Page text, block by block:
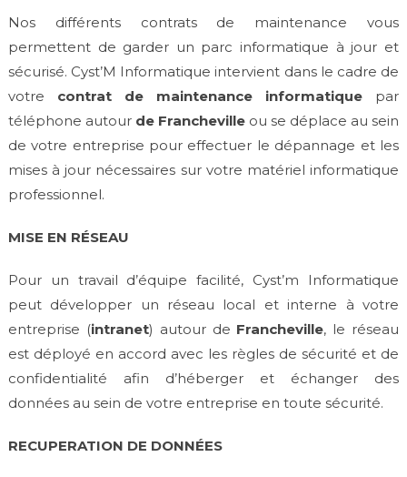
Nos différents contrats de maintenance vous
permettent de garder un parc informatique à jour et
sécurisé. Cyst’M Informatique intervient dans le cadre de
votre contrat de maintenance informatique par
téléphone autour de Francheville ou se déplace au sein
de votre entreprise pour effectuer le dépannage et les
mises à jour nécessaires sur votre matériel informatique
professionnel.
MISE EN RÉSEAU
Pour un travail d’équipe facilité, Cyst’m Informatique
peut développer un réseau local et interne à votre
entreprise (intranet) autour de Francheville, le réseau
est déployé en accord avec les règles de sécurité et de
confidentialité afin d’héberger et échanger des
données au sein de votre entreprise en toute sécurité.
RECUPERATION DE DONNÉES